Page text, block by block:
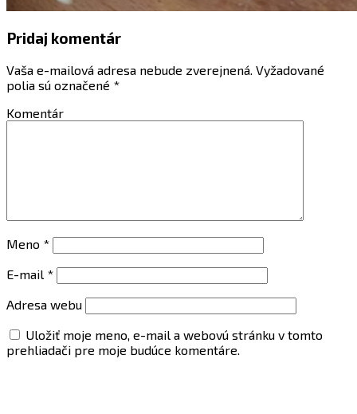
Pridaj komentár
Vaša e-mailová adresa nebude zverejnená. Vyžadované
polia sú označené *
Komentár
Meno *
E-mail *
Adresa webu
Uložiť moje meno, e-mail a webovú stránku v tomto
prehliadači pre moje budúce komentáre.